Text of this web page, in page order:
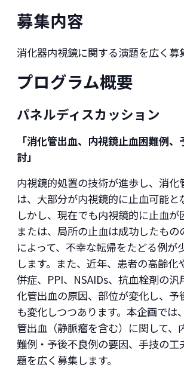
募集内容
消化器内視鏡に関する演題を広く募
プログラム概要
パネルディスカッション
「消化管出血、内視鏡止血困難例
討」
内視鏡的処置の技術が進歩し、消化
は、大部分が内視鏡的に止血可能と
しかし、現在でも内視鏡的に止血が
または、局所の止血は成功したもの
によって、不幸な転帰をたどる例が
します。また、近年、患者の高齢化
併症、PPI、NSAIDs、抗血栓剤の汎
化管出血の原因、部位が変化し、予
も変化しつつあります。本企画では
管出血（静脈瘤を含む）に関して、
難例・予後不良例の要因、手技の工
題を広く募集します。